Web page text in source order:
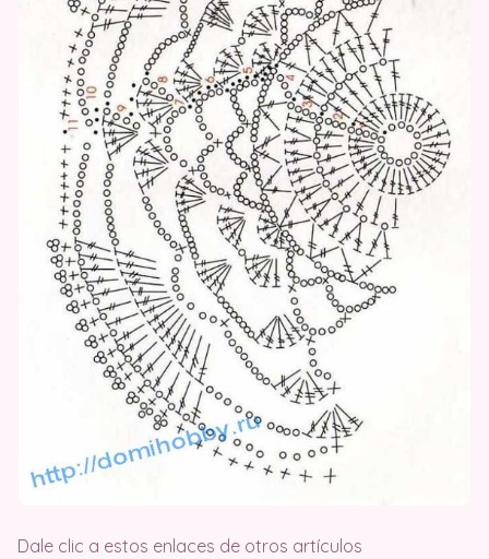
Dale clic a estos enlaces de otros artículos